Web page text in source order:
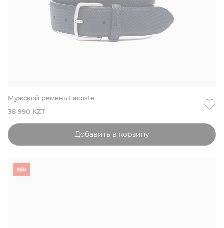
Мужской ремень Lacoste
38 990 KZT
Добавить в корзину